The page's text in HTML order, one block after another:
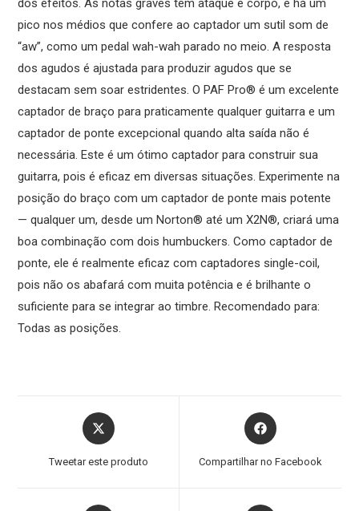
pico nos médios que confere ao captador um sutil som de
“aw”, como um pedal wah-wah parado no meio. A resposta
dos agudos é ajustada para produzir agudos que se
destacam sem soar estridentes. O PAF Pro® é um excelente
captador de braço para praticamente qualquer guitarra e um
captador de ponte excepcional quando alta saída não é
necessária. Este é um ótimo captador para construir sua
guitarra, pois é eficaz em diversas situações. Experimente na
posição do braço com um captador de ponte mais potente
— qualquer um, desde um Norton® até um X2N®, criará uma
boa combinação com dois humbuckers. Como captador de
ponte, ele é realmente eficaz com captadores single-coil,
pois não os abafará com muita potência e é brilhante o
suficiente para se integrar ao timbre. Recomendado para:
Todas as posições.
Tweetar este produto Compartilhar no Facebook